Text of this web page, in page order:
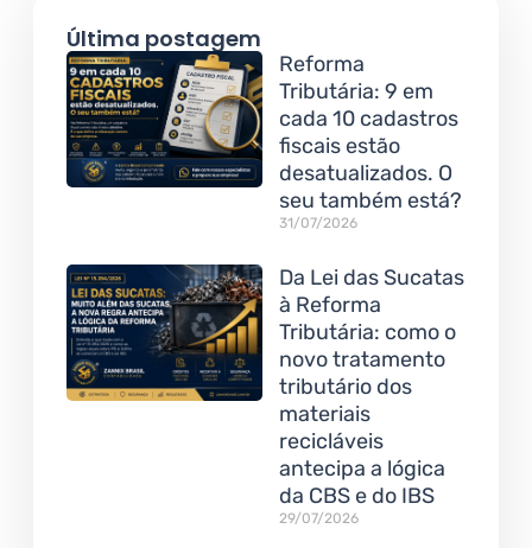
Última postagem
Reforma
Tributária: 9 em
cada 10 cadastros
fiscais estão
desatualizados. O
seu também está?
31/07/2026
Da Lei das Sucatas
à Reforma
Tributária: como o
novo tratamento
tributário dos
materiais
recicláveis
antecipa a lógica
da CBS e do IBS
29/07/2026